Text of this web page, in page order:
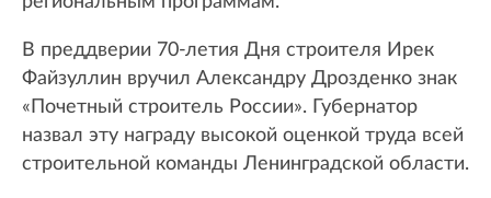
В преддверии 70-летия Дня строителя Ирек
Файзуллин вручил Александру Дрозденко знак
«Почетный строитель России». Губернатор
назвал эту награду высокой оценкой труда всей
строительной команды Ленинградской области.